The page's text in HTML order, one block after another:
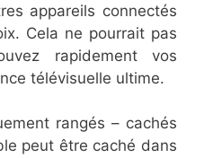
appareils connectés
Cela ne pourrait pas
rapidement vos
télévisuelle ultime.
rangés – cachés
peut être caché dans